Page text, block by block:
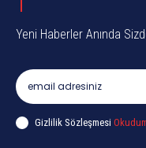
Yeni Haberler Anında
Gizlilik Sözleşmesi